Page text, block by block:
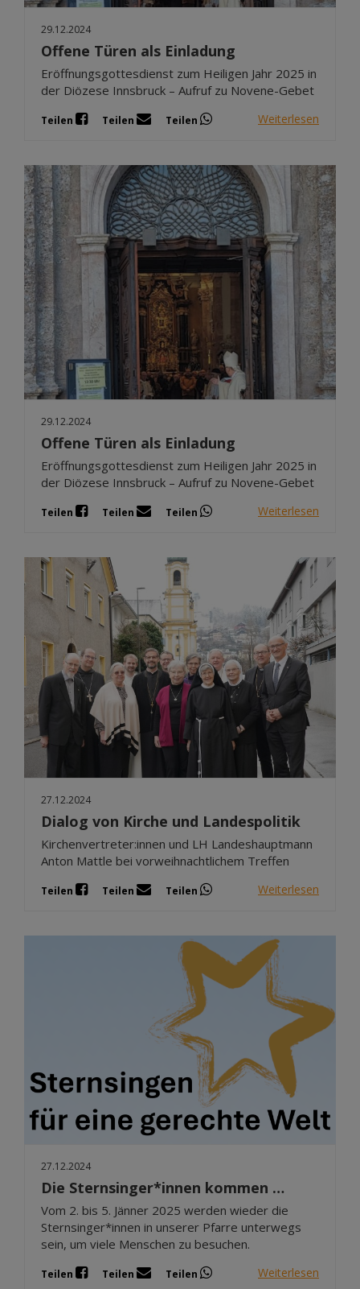
29.12.2024
Offene Türen als Einladung
Eröffnungsgottesdienst zum Heiligen Jahr 2025 in
der Diözese Innsbruck – Aufruf zu Novene-Gebet
Teilen Teilen Teilen Weiterlesen
29.12.2024
Offene Türen als Einladung
Eröffnungsgottesdienst zum Heiligen Jahr 2025 in
der Diözese Innsbruck – Aufruf zu Novene-Gebet
Teilen Teilen Teilen Weiterlesen
27.12.2024
Dialog von Kirche und Landespolitik
Kirchenvertreter:innen und LH Landeshauptmann
Anton Mattle bei vorweihnachtlichem Treffen
Teilen Teilen Teilen Weiterlesen
27.12.2024
Die Sternsinger*innen kommen …
Vom 2. bis 5. Jänner 2025 werden wieder die
Sternsinger*innen in unserer Pfarre unterwegs
sein, um viele Menschen zu besuchen.
Teilen Teilen Teilen Weiterlesen